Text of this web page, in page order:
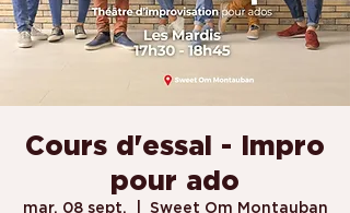
Cours d'essai - Impro
pour ado
mar. 08 sept. Sweet Om Montauban